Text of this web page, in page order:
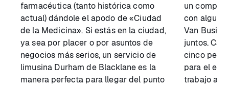
farmacéutica (tanto histórica como
actual) dándole el apodo de «Ciudad
de la Medicina». Si estás en la ciudad,
ya sea por placer o por asuntos de
negocios más serios, un servicio de
limusina Durham de Blacklane es la
manera perfecta para llegar del punto
un
con
Van
juntos.
cinco
para el
trabajo